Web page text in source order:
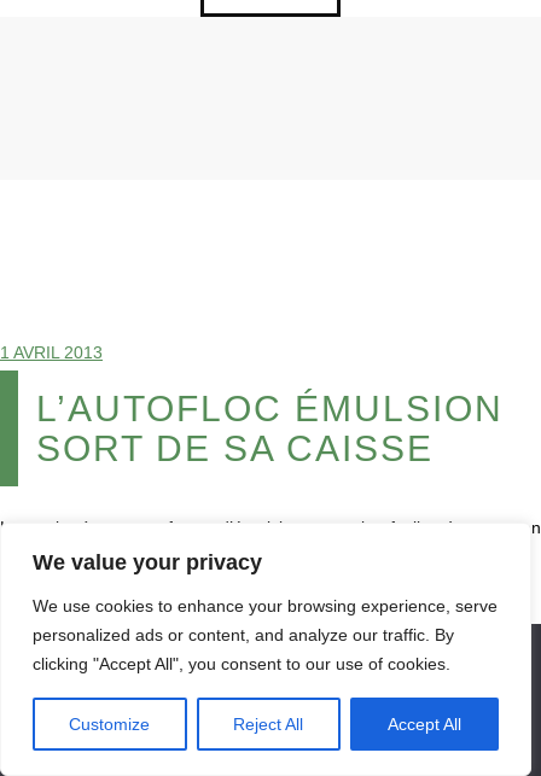
We value your privacy
We use cookies to enhance your browsing experience, serve
personalized ads or content, and analyze our traffic. By
clicking "Accept All", you consent to our use of cookies.
Customize Reject All Accept All
1 AVRIL 2013
L’AUTOFLOC ÉMULSION
SORT DE SA CAISSE
Les polymères sous forme d’émulsion sont plus faciles à mettre en
oeuvre que leurs homologues à base de poudre.
LIRE LA SUITE
Nous utilisons des cookies pour vous garantir la meilleure
expérience sur notre site web. Si vous continuez à utiliser ce
site, nous supposerons que vous en êtes satisfait.